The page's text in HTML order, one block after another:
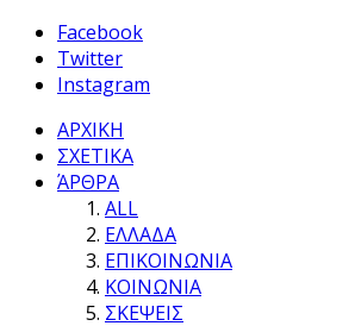
Facebook
Twitter
Instagram
ΑΡΧΙΚΗ
ΣΧΕΤΙΚΑ
ΆΡΘΡΑ
ALL
ΕΛΛΑΔΑ
ΕΠΙΚΟΙΝΩΝΙΑ
ΚΟΙΝΩΝΙΑ
ΣΚΕΨΕΙΣ